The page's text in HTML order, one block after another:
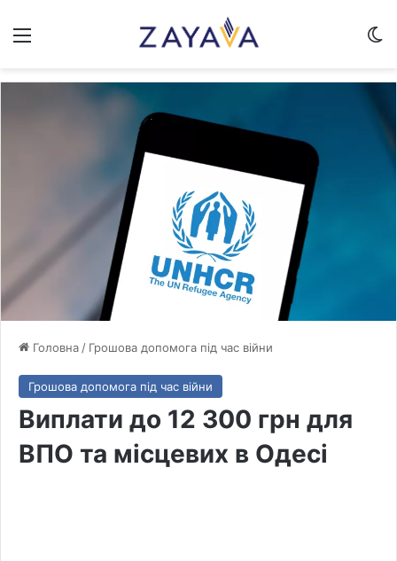
Меню
Головна / Грошова допомога під час війни
Грошова допомога під час війни
Виплати до 12 300 грн для
ВПО та місцевих в Одесі